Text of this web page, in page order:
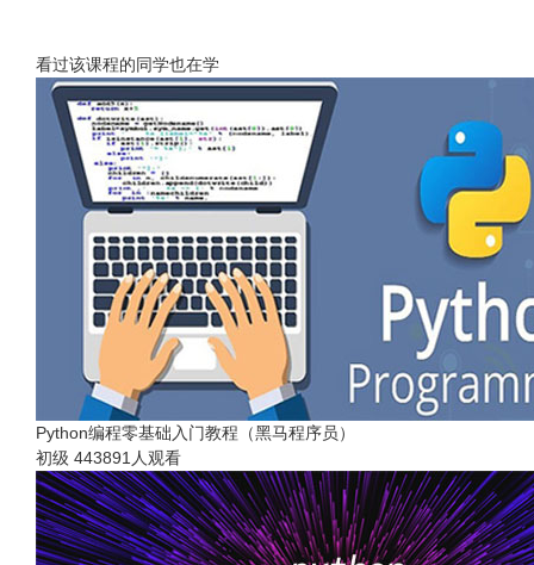
看过该课程的同学也在学
Python编程零基础入门教程（黑马程序员）
初级 443891人观看